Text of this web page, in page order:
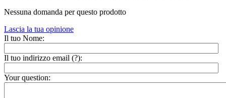
Nessuna domanda per questo prodotto
Lascia la tua opinione
Il tuo Nome:
Il tuo indirizzo email (?):
Your question: